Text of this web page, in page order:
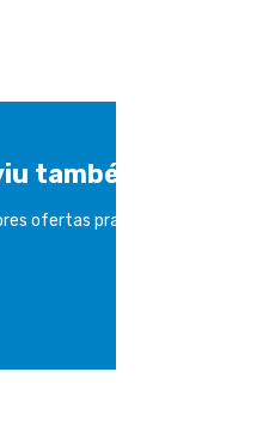
também
ofertas pra você